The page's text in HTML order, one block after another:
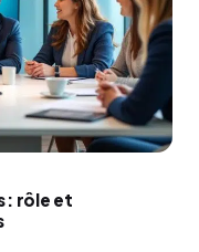
: rôle et